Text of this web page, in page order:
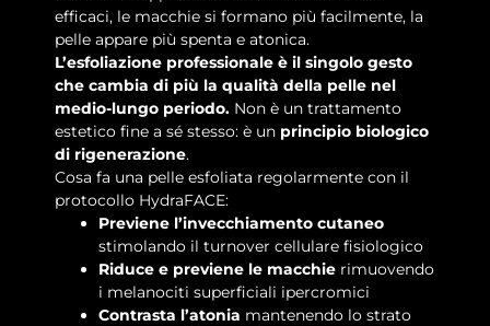
efficaci, le macchie si formano più facilmente, la
pelle appare più spenta e atonica.
L’esfoliazione professionale è il singolo gesto
che cambia di più la qualità della pelle nel
medio-lungo periodo. Non è un trattamento
estetico fine a sé stesso: è un principio biologico
di rigenerazione.
Cosa fa una pelle esfoliata regolarmente con il
protocollo HydraFACE:
Previene l’invecchiamento cutaneo
stimolando il turnover cellulare fisiologico
Riduce e previene le macchie rimuovendo
i melanociti superficiali ipercromici
Contrasta l’atonia mantenendo lo strato